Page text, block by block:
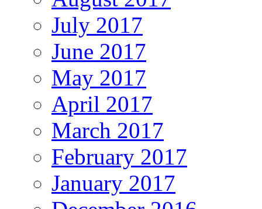
July 2017
June 2017
May 2017
April 2017
March 2017
February 2017
January 2017